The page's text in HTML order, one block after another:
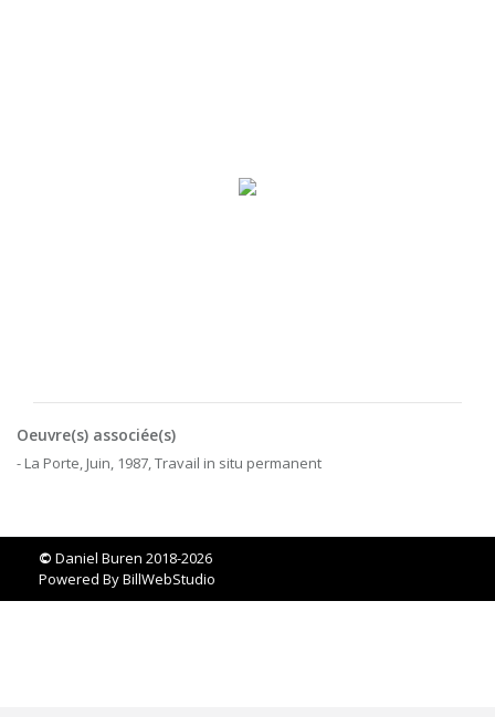
Oeuvre(s) associée(s)
- La Porte, Juin, 1987, Travail in situ permanent
© Daniel Buren 2018-2026
Powered ByBillWebStudio